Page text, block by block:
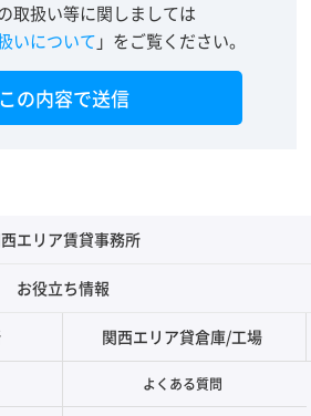
取扱い等に関しましては
いについて 」をご覧ください。
エリア賃貸事務所
お役立ち情報
関西エリア貸倉庫/工場
よくある質問